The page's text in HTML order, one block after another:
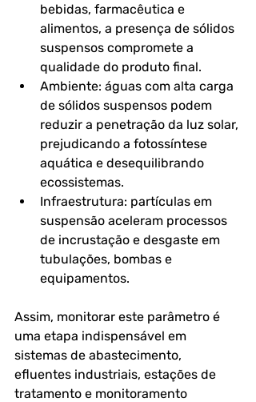
bebidas, farmacêutica e
alimentos, a presença de sólidos
suspensos compromete a
qualidade do produto final.
Ambiente: águas com alta carga
de sólidos suspensos podem
reduzir a penetração da luz solar,
prejudicando a fotossíntese
aquática e desequilibrando
ecossistemas.
Infraestrutura: partículas em
suspensão aceleram processos
de incrustação e desgaste em
tubulações, bombas e
equipamentos.
Assim, monitorar este parâmetro é
uma etapa indispensável em
sistemas de abastecimento,
efluentes industriais, estações de
tratamento e monitoramento